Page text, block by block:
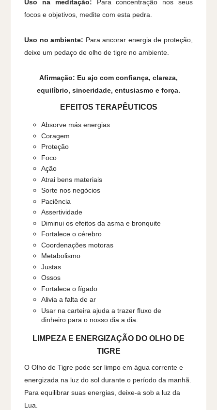
Uso na meditação:
Para concentração nos seus
focos e objetivos, medite com esta pedra.
Uso no ambiente: Para ancorar energia de proteção,
deixe um pedaço de olho de tigre no ambiente.
Afirmação: Eu ajo com confiança, clareza,
equilíbrio, sinceridade, entusiasmo e força.
EFEITOS TERAPÊUTICOS
Absorve más energias
Coragem
Proteção
Foco
Ação
Atrai bens materiais
Sorte nos negócios
Paciência
Assertividade
Diminui os efeitos da asma e bronquite
Fortalece o cérebro
Coordenações motoras
Metabolismo
Justas
Ossos
Fortalece o fígado
Alivia a falta de ar
Usar na carteira ajuda a trazer fluxo de
dinheiro para o nosso dia a dia.
LIMPEZA E ENERGIZAÇÃO DO OLHO DE
TIGRE
O Olho de Tigre pode ser limpo em água corrente e
energizada na luz do sol durante o período da manhã.
Para equilibrar suas energias, deixe-a sob a luz da
Lua.